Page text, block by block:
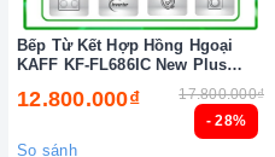
chữa thiết bị nhà bếp cao cấp
- 28%
Bếp Từ Kết Hợp Hồng Hgoại
KAFF KF-FL686IC New Plus
12.800.000₫ 17.800.000₫
So sánh